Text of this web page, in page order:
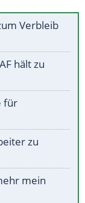
Verbleib
hält zu
für
zu
mein